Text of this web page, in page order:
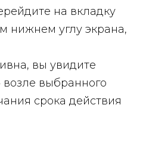
на вкладку
нижнем углу экрана,
вы увидите
возле выбранного
срока действия